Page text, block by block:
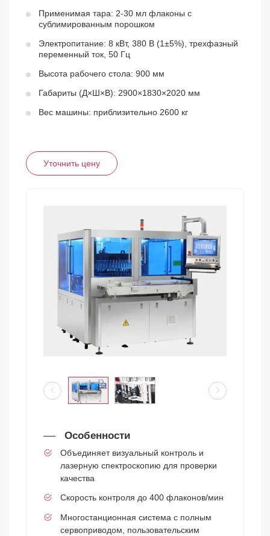
Особенности
Объединяет визуальный контроль и
лазерную спектроскопию для проверки
качества
Скорость контроля до 400 флаконов/мин
Многостанционная система с полным
сервоприводом, пользовательским
Применимая тара: 2-30 мл флаконы с
сублимированным порошком
Электропитание: 8 кВт, 380 В (1±5%), трехфазный
переменный ток, 50 Гц
Высота рабочего стола: 900 мм
Габариты (Д×Ш×В): 2900×1830×2020 мм
Вес машины: приблизительно 2600 кг
Уточнить цену